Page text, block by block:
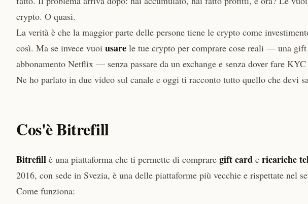
crypto. O quasi.
La verità è che la maggior parte delle persone tiene le crypto come
così. Ma se invece vuoi usare le tue crypto per comprare cose reali — una
abbonamento Netflix — senza passare da un exchange e senza dover fare
Ne ho parlato in due video sul canale e oggi ti racconto tutto quello che devi
Cos'è Bitrefill
Bitrefill è una piattaforma che ti permette di comprare gift card e ricariche
2016, con sede in Svezia, è una delle piattaforme più vecchie e rispettate nel
Come funziona: